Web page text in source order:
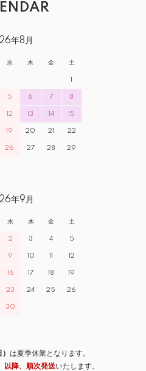
年8月
水 木 金 土
1
5 6 7 8
12 13 14 15
19 20 21 22
26 27 28 29
年9月
水 木 金 土
2 3 4 5
9 10 11 12
16 17 18 19
23 24 25 26
30
は夏季休業となります。
以降、順次発送いたします。